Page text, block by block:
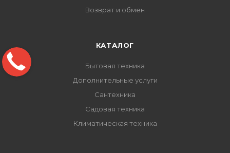
Возврат и обмен
КАТАЛОГ
Бытовая техника
Дополнительные услуги
Сантехника
Садовая техника
Климатическая техника